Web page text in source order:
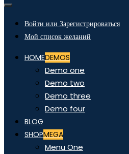
Войти или Зарегистрироваться
Мой список желаний
HOMEDEMOS
Demo one
Demo two
Demo three
Demo four
BLOG
SHOPMEGA
Menu One